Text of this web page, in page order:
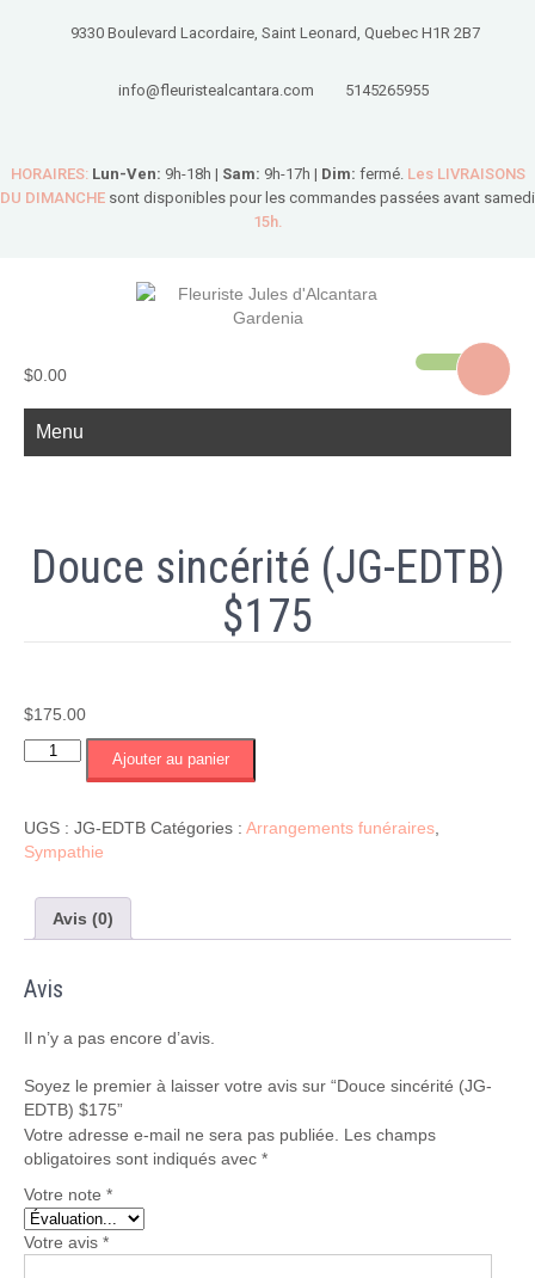
9330 Boulevard Lacordaire, Saint Leonard, Quebec H1R 2B7
info@fleuristealcantara.com 5145265955
HORAIRES: Lun-Ven: 9h-18h | Sam: 9h-17h | Dim: fermé. Les LIVRAISONS
DU DIMANCHE sont disponibles pour les commandes passées avant samedi
15h.
$0.00
Menu
Douce sincérité (JG-EDTB)
$175
$175.00
quantité
sincérité
(JG-
Ajouter au panier
UGS : JG-EDTB Catégories : Arrangements funéraires
Sympathie
Avis (0)
Avis
Il n’y a pas encore d’avis.
Soyez le premier à laisser votre avis sur “Douce sincérité (JG-
EDTB) $175”
Votre adresse e-mail ne sera pas publiée.
Les champs
obligatoires sont indiqués avec *
Votre note *
Votre avis *